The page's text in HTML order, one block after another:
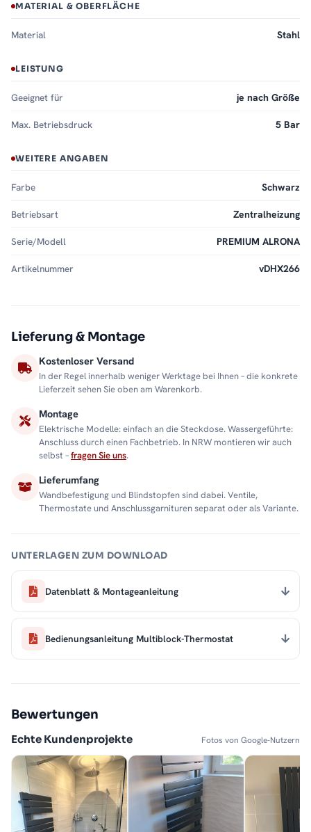
MATERIAL & OBERFLÄCHE
Material Stahl
LEISTUNG
Geeignet für je nach Größe
Max. Betriebsdruck 5 Bar
WEITERE ANGABEN
Farbe Schwarz
Betriebsart Zentralheizung
Serie/Modell PREMIUM ALRONA
Artikelnummer vDHX266
Lieferung & Montage
Kostenloser Versand
In der Regel innerhalb weniger Werktage bei Ihnen – die konkrete
Lieferzeit sehen Sie oben am Warenkorb.
Montage
Elektrische Modelle: einfach an die Steckdose. Wassergeführte:
Anschluss durch einen Fachbetrieb. In NRW montieren wir auch
selbst –fragen Sie uns.
Lieferumfang
Wandbefestigung und Blindstopfen sind dabei. Ventile,
Thermostate und Anschlussgarnituren separat oder als Variante.
UNTERLAGEN ZUM DOWNLOAD
Datenblatt & Montageanleitung
Bedienungsanleitung Multiblock-Thermostat
Bewertungen
Echte Kundenprojekte Fotos von Google-Nutzern